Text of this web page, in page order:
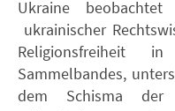
Ukraine beobachtet
ukrainischer
Sammelbandes,
dem Schisma der